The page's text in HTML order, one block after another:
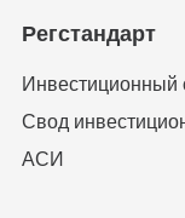
Регстандарт
Инвестиционный
Свод
АСИ